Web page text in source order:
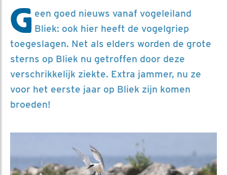
G een goed nieuws vanaf vogeleiland
Bliek: ook hier heeft de vogelgriep
toegeslagen. Net als elders worden de grote
sterns op Bliek nu getroffen door deze
verschrikkelijk ziekte. Extra jammer, nu ze
voor het eerste jaar op Bliek zijn komen
broeden!